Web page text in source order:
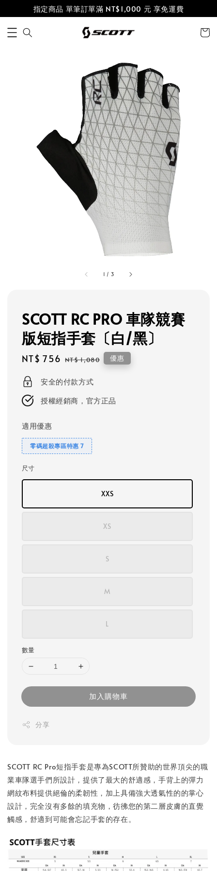
指定商品 單筆訂單滿 NT$1,000 元 享免運費
1 / 3
SCOTT RC PRO 車隊競賽
版短指手套〔白/黑〕
Sale
NT$ 756 Regular
NT$ 1,080 優惠
安全的付款方式
授權經銷商，官方正品
適用優惠
零碼超殺專區特惠 7
尺寸
XXS
XS
S
M
L
數量
加入購物車
分享
SCOTT RC Pro短指手套是專為SCOTT所贊助的世界頂尖的職
業車隊選手們所設計，提供了最大的舒適感，手背上的彈力
網紋布料提供絕倫的柔韌性，加上具備強大透氣性的的掌心
設計，完全沒有多餘的填充物，彷彿您的第二層皮膚的直覺
觸感，舒適到可能會忘記手套的存在。